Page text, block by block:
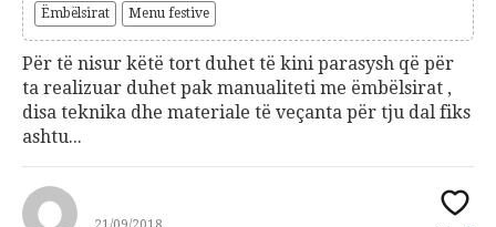
Ëmbëlsirat Menu festive
Për të nisur këtë tort duhet të kini parasysh që për
ta realizuar duhet pak manualiteti me ëmbëlsirat ,
disa teknika dhe materiale të veçanta për tju dal fiks
ashtu...